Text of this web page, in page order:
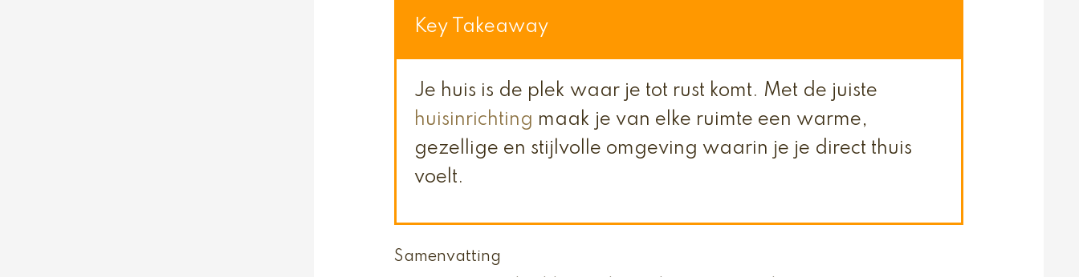
Key Takeaway
Je huis is de plek waar je tot rust komt. Met de juiste
huisinrichting maak je van elke ruimte een warme,
gezellige en stijlvolle omgeving waarin je je direct thuis
voelt.
Samenvatting